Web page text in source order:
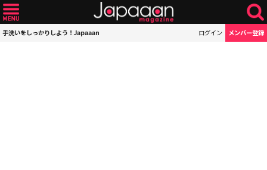
手洗いをしっかりしよう！Japaaan ログイン メンバー登録